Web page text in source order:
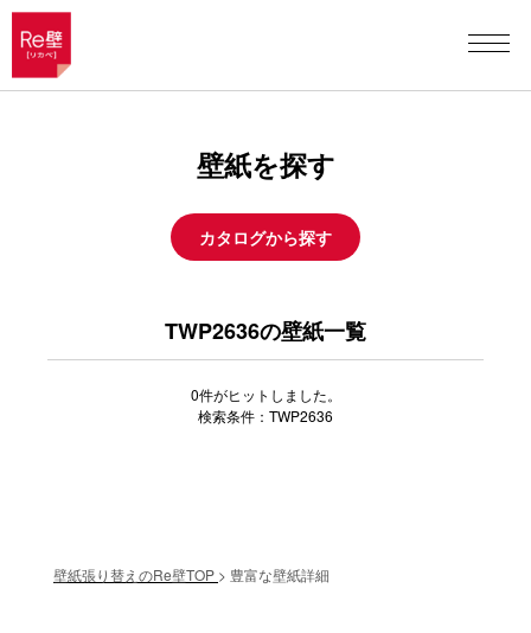
壁紙を探す
カタログから探す
TWP2636の壁紙一覧
0件がヒットしました。
検索条件：TWP2636
壁紙張り替えのRe壁TOP > 豊富な壁紙詳細